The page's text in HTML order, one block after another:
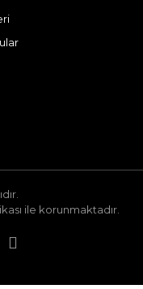
ile korunmaktadır.